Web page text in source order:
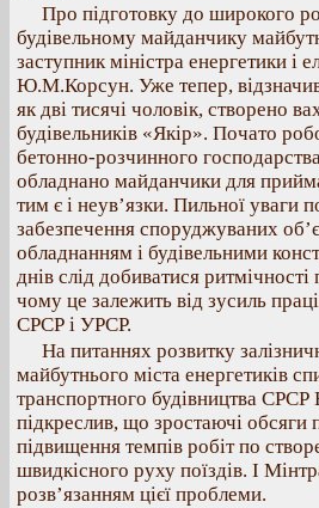
Про підготовку до широкого
будівельному майданчику
заступник міністра енергетики і
Ю.М.Корсун. Уже тепер,
як дві тисячі чоловік, створено
будівельників «Якір». Почато
бетонно-розчинного
обладнано майданчики для
тим є і неув’язки. Пильної уваги
забезпечення споруджуваних
обладнанням і будівельними
днів слід добиватися ритмічності
чому це залежить від зусиль
СРСР і УРСР.
На питаннях розвитку
майбутнього міста енергетиків
транспортного будівництва
підкреслив, що зростаючі обсяги
підвищення темпів робіт по
швидкісного руху поїздів. І
розв’язанням цієї проблеми.